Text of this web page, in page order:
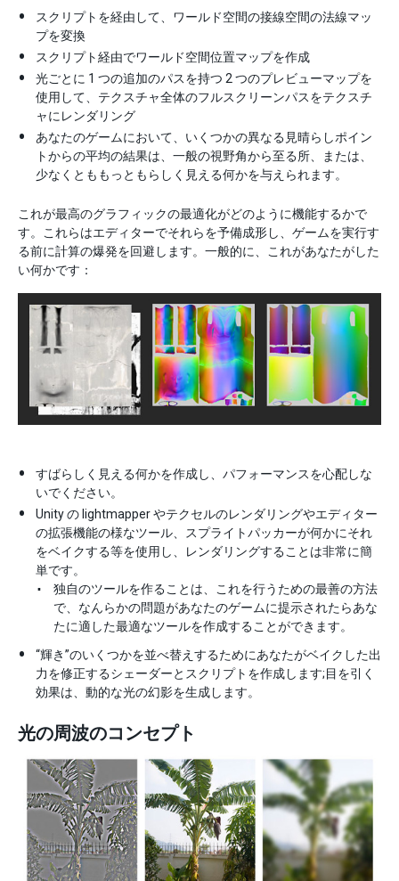
スクリプトを経由して、ワールド空間の接線空間の法線マッ
プを変換
スクリプト経由でワールド空間位置マップを作成
光ごとに 1 つの追加のパスを持つ 2 つのプレビューマップを
使用して、テクスチャ全体のフルスクリーンパスをテクスチ
ャにレンダリング
あなたのゲームにおいて、いくつかの異なる見晴らしポイン
トからの平均の結果は、一般の視野角から至る所、または、
少なくとももっともらしく見える何かを与えられます。
これが最高のグラフィックの最適化がどのように機能するかで
す。これらはエディターでそれらを予備成形し、ゲームを実行す
る前に計算の爆発を回避します。一般的に、これがあなたがした
い何かです：
すばらしく見える何かを作成し、パフォーマンスを心配しな
いでください。
Unity の lightmapper やテクセルのレンダリングやエディター
の拡張機能の様なツール、スプライトパッカーが何かにそれ
をベイクする等を使用し、レンダリングすることは非常に簡
単です。
独自のツールを作ることは、これを行うための最善の方法
で、なんらかの問題があなたのゲームに提示されたらあな
たに適した最適なツールを作成することができます。
“輝き”のいくつかを並べ替えするためにあなたがベイクした出
力を修正するシェーダーとスクリプトを作成します;目を引く
効果は、動的な光の幻影を生成します。
光の周波のコンセプト